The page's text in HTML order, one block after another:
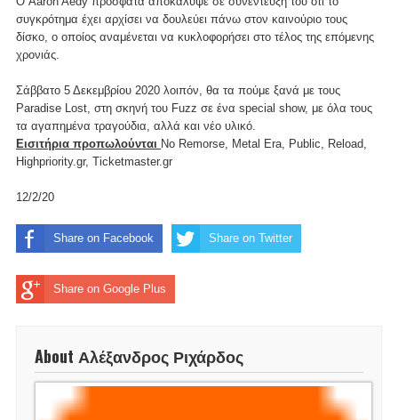
συγκρότημα έχει αρχίσει να δουλεύει πάνω στον καινούριο τους
δίσκο, ο οποίος αναμένεται να κυκλοφορήσει στο τέλος της επόμενης
χρονιάς.
Σάββατο 5 Δεκεμβρίου 2020 λοιπόν, θα τα πούμε ξανά με τους
Paradise Lost, στη σκηνή του Fuzz σε ένα special show, με όλα τους
τα αγαπημένα τραγούδια, αλλά και νέο υλικό.
Εισιτήρια προπωλούνται No Remorse, Metal Era, Public, Reload,
Highpriority.gr, Ticketmaster.gr
12/2/20
Share on Facebook Share on Twitter
Share on Google Plus
About Αλέξανδρος Ριχάρδος